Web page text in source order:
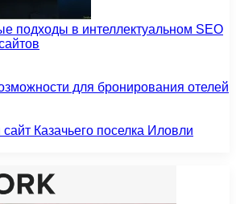
подходы в интеллектуальном SEO
для бронирования отелей
Казачьего поселка Иловли